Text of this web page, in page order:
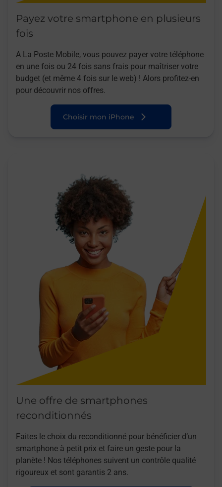
Payez votre smartphone en plusieurs
fois
A La Poste Mobile, vous pouvez payer votre téléphone
en une fois ou 24 fois sans frais pour maîtriser votre
budget (et même 4 fois sur le web) ! Alors profitez-en
pour découvrir nos offres.
Choisir mon iPhone
Une offre de smartphones
reconditionnés
Faites le choix du reconditionné pour bénéficier d’un
smartphone à petit prix et faire un geste pour la
planète ! Nos téléphones suivent un contrôle qualité
rigoureux et sont garantis 2 ans.